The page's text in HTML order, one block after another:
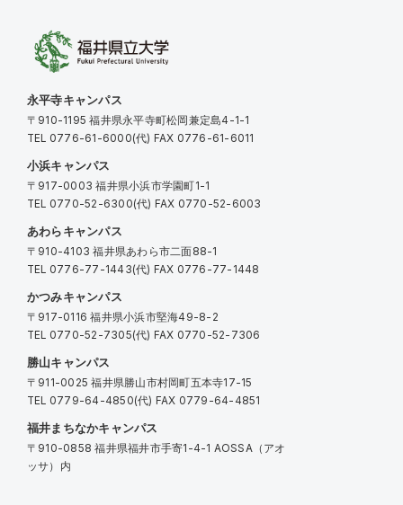
永平寺キャンパス
〒910-1195 福井県永平寺町松岡兼定島4-1-1
TEL 0776-61-6000(代) FAX 0776-61-6011
小浜キャンパス
〒917-0003 福井県小浜市学園町1-1
TEL 0770-52-6300(代) FAX 0770-52-6003
あわらキャンパス
〒910-4103 福井県あわら市二面88-1
TEL 0776-77-1443(代) FAX 0776-77-1448
かつみキャンパス
〒917-0116 福井県小浜市堅海49-8-2
TEL 0770-52-7305(代) FAX 0770-52-7306
勝山キャンパス
〒911-0025 福井県勝山市村岡町五本寺17-15
TEL 0779-64-4850(代) FAX 0779-64-4851
福井まちなかキャンパス
〒910-0858 福井県福井市手寄1-4-1 AOSSA（アオ
ッサ）内